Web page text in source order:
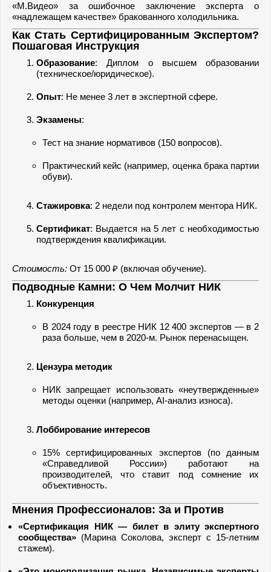
«М.Видео» за ошибочное заключение эксперта о
«надлежащем качестве» бракованного холодильника.
Как Стать Сертифицированным Экспертом?
Пошаговая Инструкция
Образование: Диплом о высшем образовании
(техническое/юридическое).
Опыт: Не менее 3 лет в экспертной сфере.
Экзамены:
Тест на знание нормативов (150 вопросов).
Практический кейс (например, оценка брака партии
обуви).
Стажировка: 2 недели под контролем ментора НИК.
Сертификат: Выдается на 5 лет с необходимостью
подтверждения квалификации.
Стоимость: От 15 000 ₽ (включая обучение).
Подводные Камни: О Чем Молчит НИК
Конкуренция
В 2024 году в реестре НИК 12 400 экспертов — в 2
раза больше, чем в 2020-м. Рынок перенасыщен.
Цензура методик
НИК запрещает использовать «неутвержденные»
методы оценки (например, AI-анализ износа).
Лоббирование интересов
15% сертифицированных экспертов (по данным
«Справедливой России») работают на
производителей, что ставит под сомнение их
объективность.
Мнения Профессионалов: За и Против
«Сертификация НИК — билет в элиту экспертного
сообщества» (Марина Соколова, эксперт с 15-летним
стажем).